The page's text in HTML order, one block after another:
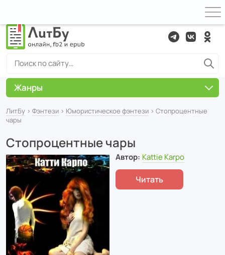
ЛитБу › Фэнтези › Юмористическое фэнтези › Стопроцентные
чары
Стопроцентные чары
Автор: Kattie Karpo
Читать
Жанры